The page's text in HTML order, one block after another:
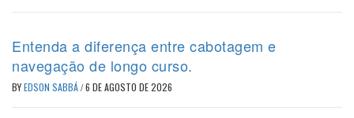
Entenda a diferença entre cabotagem e
navegação de longo curso.
BYEDSON SABBÁ/6 DE AGOSTO DE 2026